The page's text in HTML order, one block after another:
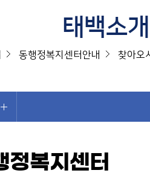
태백소개
동행정복지센터안내 찾아오
정복지센터